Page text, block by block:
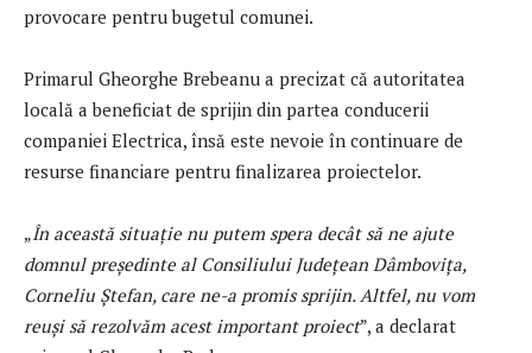
provocare pentru bugetul comunei.
Primarul Gheorghe Brebeanu a precizat că autoritatea
locală a beneficiat de sprijin din partea conducerii
companiei Electrica, însă este nevoie în continuare de
resurse financiare pentru finalizarea proiectelor.
„În această situație nu putem spera decât să ne ajute
domnul președinte al Consiliului Județean Dâmbovița,
Corneliu Ștefan, care ne-a promis sprijin. Altfel, nu vom
reuși să rezolvăm acest important proiect”, a declarat